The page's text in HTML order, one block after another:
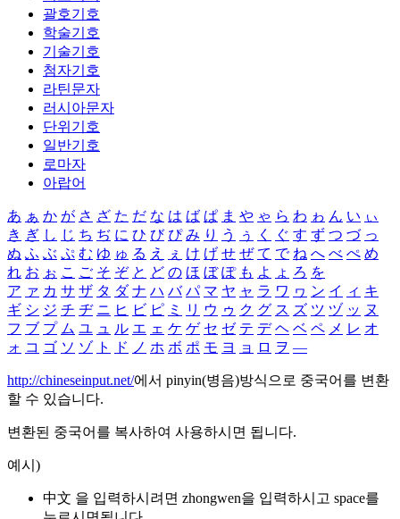
괄호기호
학술기호
기술기호
첨자기호
라틴문자
러시아문자
단위기호
일반기호
로마자
아랍어
あ ぁ か が さ ざ た だ な は ば ぱ ま や ゃ ら わ ゎ ん い ぃ
き ぎ し じ ち ぢ に ひ び ぴ み り う ぅ く ぐ す ず つ づ っ
ぬ ふ ぶ ぷ む ゆ ゅ る え ぇ け げ せ ぜ て で ね へ べ ぺ め
れ お ぉ こ ご そ ぞ と ど の ほ ぼ ぽ も よ ょ ろ を
ア ァ カ サ ザ タ ダ ナ ハ バ パ マ ヤ ャ ラ ワ ヮ ン イ ィ キ
ギ シ ジ チ ヂ ニ ヒ ビ ピ ミ リ ウ ゥ ク グ ス ズ ツ ヅ ッ ヌ
フ ブ プ ム ユ ュ ル エ ェ ケ ゲ セ ゼ テ デ ヘ ベ ペ メ レ オ
ォ コ ゴ ソ ゾ ト ド ノ ホ ボ ポ モ ヨ ョ ロ ヲ ―
http://chineseinput.net/에서 pinyin(병음)방식으로 중국어를 변환
할 수 있습니다.
변환된 중국어를 복사하여 사용하시면 됩니다.
예시)
中文 을 입력하시려면 zhongwen을 입력하시고 space를